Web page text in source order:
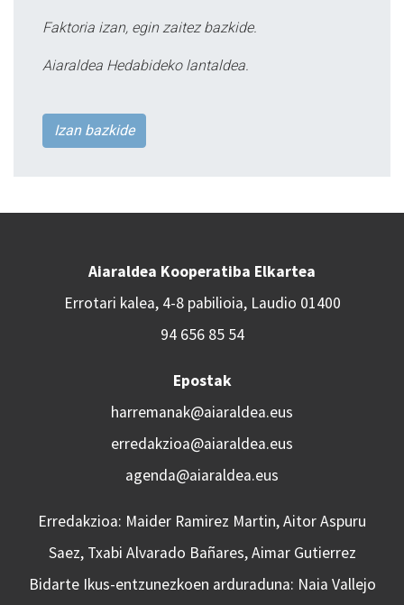
Faktoria izan, egin zaitez bazkide.
Aiaraldea Hedabideko lantaldea.
Izan bazkide
Aiaraldea Kooperatiba Elkartea
Errotari kalea, 4-8 pabilioia, Laudio 01400
94 656 85 54
Epostak
harremanak@aiaraldea.eus
erredakzioa@aiaraldea.eus
agenda@aiaraldea.eus
Erredakzioa: Maider Ramirez Martin, Aitor Aspuru
Saez, Txabi Alvarado Bañares, Aimar Gutierrez
Bidarte Ikus-entzunezkoen arduraduna: Naia Vallejo